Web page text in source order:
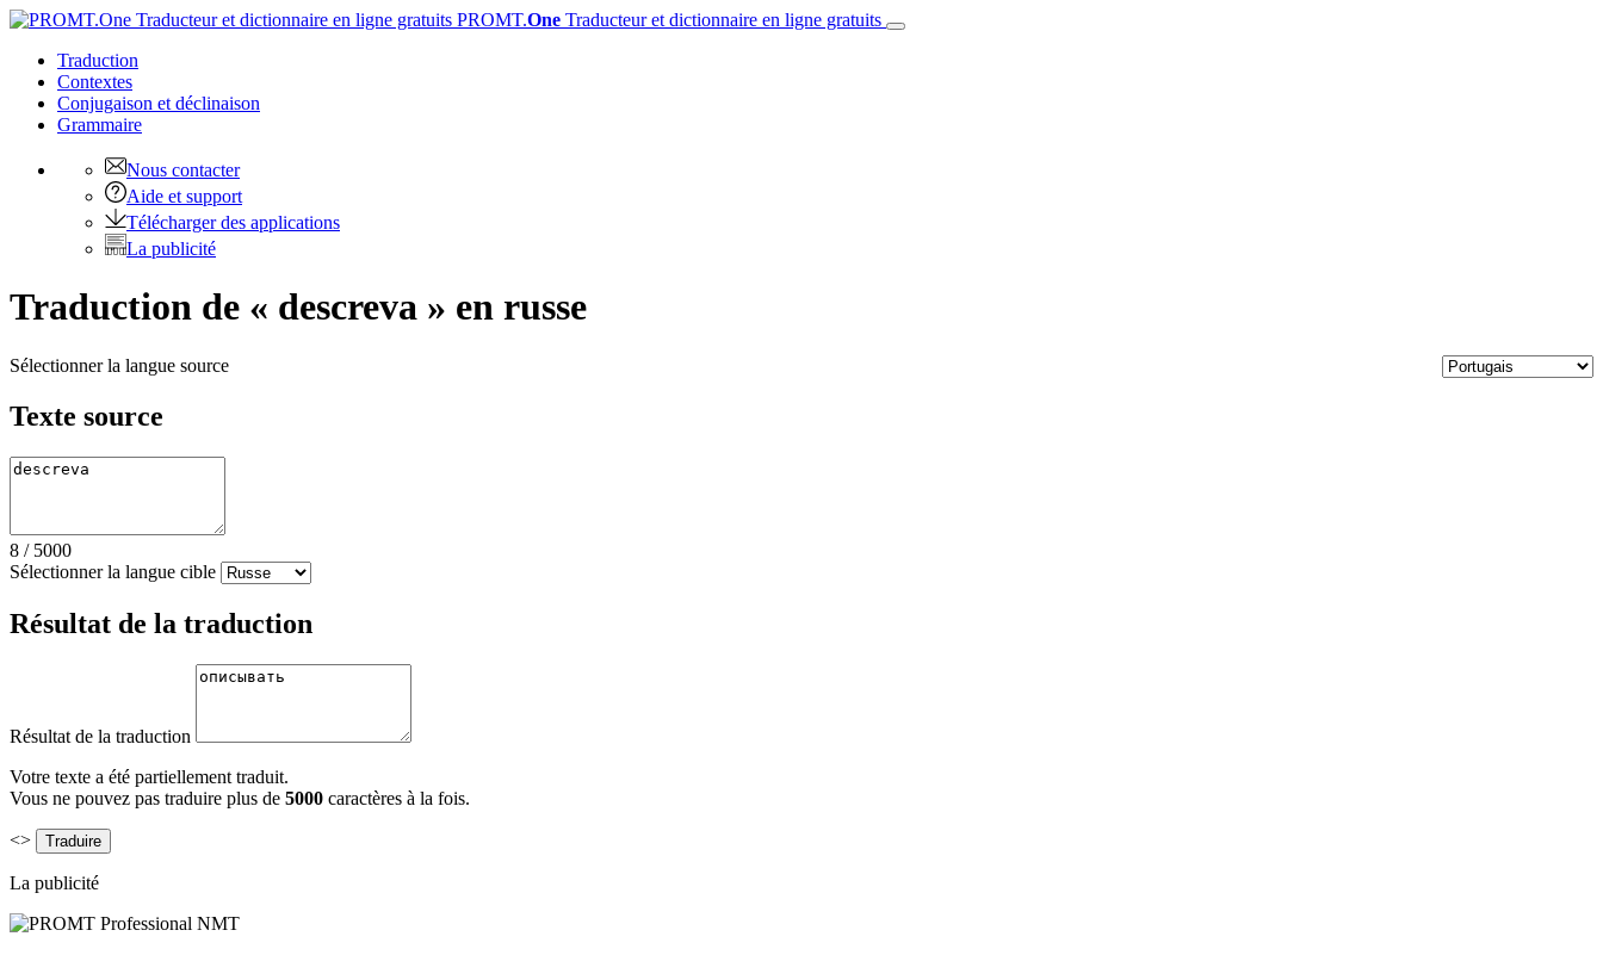
PROMT.One Traducteur et dictionnaire en ligne gratuits
Traduction
Contextes
Conjugaison et déclinaison
Grammaire
Nous contacter
Aide et support
Télécharger des applications
La publicité
Traduction de « descreva » en russe
Sélectionner la langue source
Texte source
8 / 5000
Sélectionner la langue cible
Résultat de la traduction
Résultat de la traduction
Votre texte a été partiellement traduit.
Vous ne pouvez pas traduire plus de 5000 caractères à la fois.
<>
La publicité